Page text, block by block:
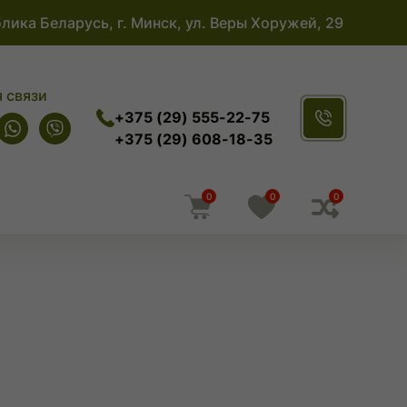
Беларусь, г. Минск, ул. Веры Хоружей, 29
связи
+375 (29) 555-22-75
+375 (29) 608-18-35
0 0 0